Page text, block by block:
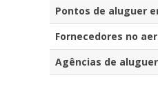
Pontos de aluguer
Fornecedores no
Agências de